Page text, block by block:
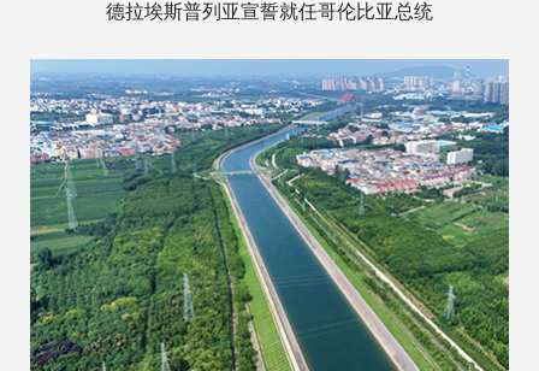
德拉埃斯普列亚宣誓就任哥伦比亚总统